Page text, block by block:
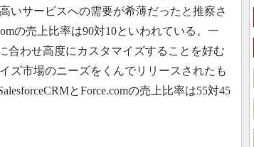
いサービスへの需要が希薄だったと推察さ
の売上比率は90対10といわれている。一
合わせ高度にカスタマイズすることを好む
ズ市場のニーズをくんでリリースされたも
とForce.comの売上比率は55対45